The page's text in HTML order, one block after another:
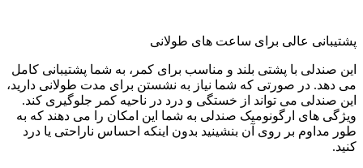
پشتیبانی عالی برای ساعت های طولانی
این صندلی با پشتی بلند و مناسب برای کمر، به شما پشتیبانی کامل
می دهد. در صورتی که شما نیاز به نشستن برای مدت طولانی دارید،
این صندلی می تواند از خستگی و درد در ناحیه کمر جلوگیری کند.
ویژگی های ارگونومیک صندلی به شما این امکان را می دهند که به
طور مداوم بر روی آن بنشینید بدون اینکه احساس ناراحتی یا درد
کنید.